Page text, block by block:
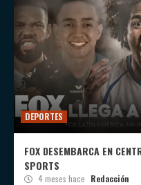
DEPORTES
FOX DESEMBARCA EN
SPORTS
4 meses hace Redacción